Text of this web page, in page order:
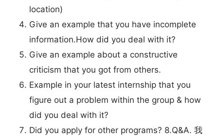
location)
Give an example that you have incomplete
information.How did you deal with it?
Give an example about a constructive
criticism that you got from others.
Example in your latest internship that you
figure out a problem within the group & how
did you deal with it?
Did you apply for other programs? 8.Q&A. 我